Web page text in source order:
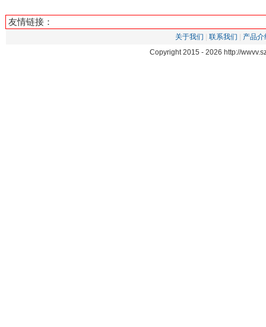
友情链接：
关于我们 联系我们
产品介
Copyright 2015 - 2026 http://